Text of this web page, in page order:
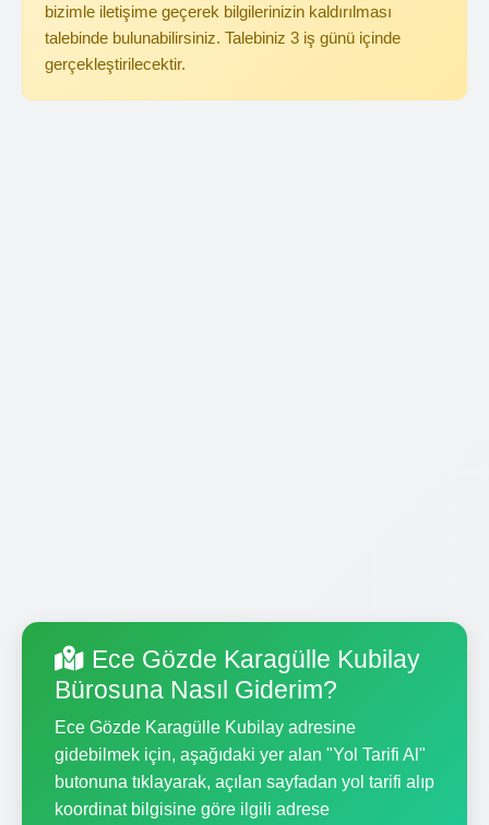
bizimle iletişime geçerek bilgilerinizin kaldırılması
talebinde bulunabilirsiniz. Talebiniz 3 iş günü içinde
gerçekleştirilecektir.
Ece Gözde Karagülle Kubilay
Bürosuna Nasıl Giderim?
Ece Gözde Karagülle Kubilay adresine
gidebilmek için, aşağıdaki yer alan "Yol Tarifi Al"
butonuna tıklayarak, açılan sayfadan yol tarifi alıp
koordinat bilgisine göre ilgili adrese